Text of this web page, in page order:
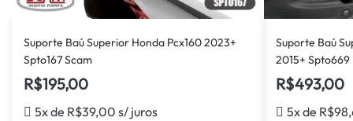
Suporte Baú Superior Honda Pcx160 2023+
Spto167 Scam
R$195,00
5x de R$39,00 s/ juros
Suporte Baú
2015+ Spto669
R$493,00
5x de R$